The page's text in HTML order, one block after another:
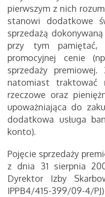
pierwszym z nich
stanowi dodatkowe
sprzedażą
przy tym
promocyjnej cenie
sprzedaży
natomiast traktować
rzeczowe oraz
upoważniająca do
dodatkowa usługa
konto).
Pojęcie sprzedaży
z dnia 31 sierpnia
Dyrektor Izby
IPPB4/415-399/09-4/